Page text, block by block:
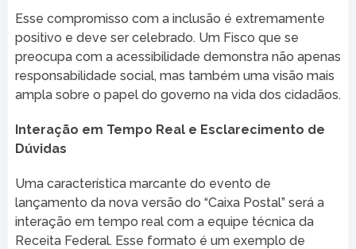
Esse compromisso com a inclusão é extremamente
positivo e deve ser celebrado. Um Fisco que se
preocupa com a acessibilidade demonstra não apenas
responsabilidade social, mas também uma visão mais
ampla sobre o papel do governo na vida dos cidadãos.
Interação em Tempo Real e Esclarecimento de
Dúvidas
Uma característica marcante do evento de
lançamento da nova versão do “Caixa Postal” será a
interação em tempo real com a equipe técnica da
Receita Federal. Esse formato é um exemplo de